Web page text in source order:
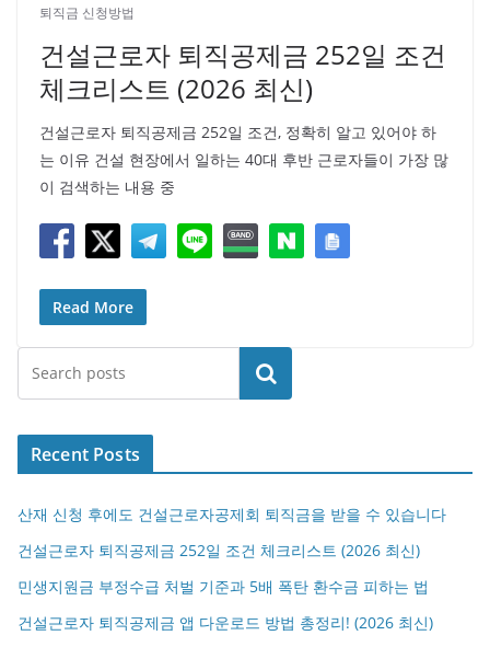
퇴직금 신청방법
건설근로자 퇴직공제금 252일 조건
체크리스트 (2026 최신)
건설근로자 퇴직공제금 252일 조건, 정확히 알고 있어야 하
는 이유 건설 현장에서 일하는 40대 후반 근로자들이 가장 많
이 검색하는 내용 중
Read More
검색
Recent Posts
산재 신청 후에도 건설근로자공제회 퇴직금을 받을 수 있습니다
건설근로자 퇴직공제금 252일 조건 체크리스트 (2026 최신)
민생지원금 부정수급 처벌 기준과 5배 폭탄 환수금 피하는 법
건설근로자 퇴직공제금 앱 다운로드 방법 총정리! (2026 최신)